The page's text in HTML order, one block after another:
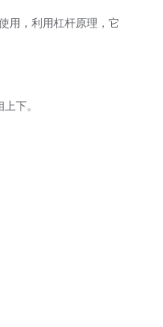
用，利用杠杆原理，它
下。